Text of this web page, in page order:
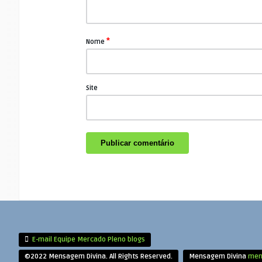
Nome *
Site
E-mail Equipe Mercado Pleno blogs
©2022 Mensagem Divina. All Rights Reserved.
Mensagem Divina